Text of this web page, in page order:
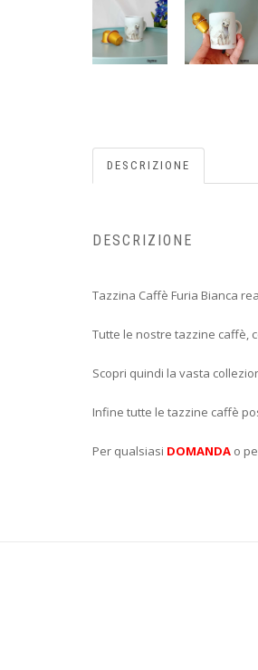
DESCRIZIONE
DESCRIZIONE
Tazzina Caffè Furia Bianca
Tutte le nostre tazzine caffè,
Scopri quindi la vasta
Infine tutte le tazzine caffè
Per qualsiasi DOMANDA o